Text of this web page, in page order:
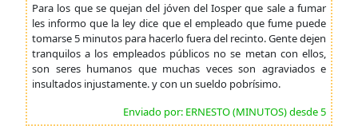
Para los que se quejan del jóven del Iosper que sale a fumar
les informo que la ley dice que el empleado que fume puede
tomarse 5 minutos para hacerlo fuera del recinto. Gente dejen
tranquilos a los empleados públicos no se metan con ellos,
son seres humanos que muchas veces son agraviados e
insultados injustamente. y con un sueldo pobrísimo.
Enviado por: ERNESTO (MINUTOS) desde 5